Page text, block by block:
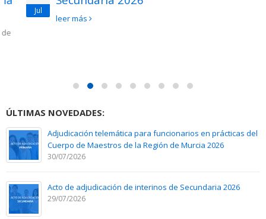
leer más
ÚLTIMAS NOVEDADES:
Adjudicación telemática para funcionarios en prácticas del
Cuerpo de Maestros de la Región de Murcia 2026
30/07/2026
Acto de adjudicación de interinos de Secundaria 2026
29/07/2026